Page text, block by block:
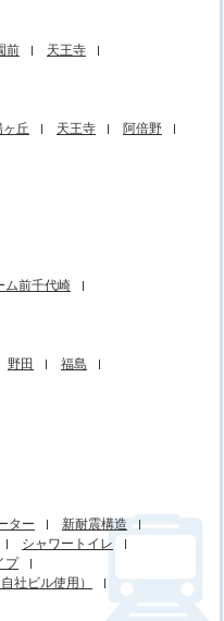
前
天王寺
ヶ丘 天王寺
阿倍野
ム前千代崎
野田 福島
ター
新耐震構造
シャワートイレ
プ
社ビル使用）